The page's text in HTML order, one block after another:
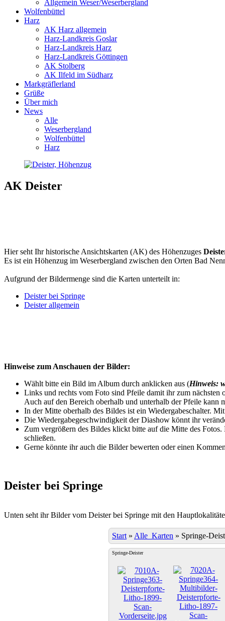
Allgemein Weser/Weserbergland
Wolfenbüttel
Harz
AK Harz allgemein
Harz-Landkreis Goslar
Harz-Landkreis Harz
Harz-Landkreis Göttingen
AK Stolberg
AK Ilfeld im Südharz
Markgräflerland
Grüße
Über mich
News
Alle
Weserbergland
Wolfenbüttel
Harz
AK Deister
Hier seht Ihr historische Ansichtskarten (AK) des Höhenzuges
Es ist ein Höhenzug im Weserbergland zwischen den Orten Bad
Aufgrund der Bildermenge sind die Karten unterteilt in:
Deister bei Springe
Deister allgemein
Hinweise zum Anschauen der Bilder:
Wählt bitte ein Bild im Album durch anklicken aus (Hinweis:
Links und rechts vom Foto sind Pfeile damit ihr zum
Auch auf den Bereich oberhalb und unterhalb der Pfeile kann
In der Mitte oberhalb des Bildes ist ein Wiedergabeschalter.
Die Wiedergabegeschwindigkeit der Diashow könnt ihr
Zum vergrößern des Bildes klickt bitte auf die Mitte des
schließen.
Gerne könnte ihr auch die Bilder bewerten oder einen
Deister bei Springe
Unten seht ihr Bilder vom Deister bei Springe mit den
Start » Alle_Karten » Springe-
Springe-Deister